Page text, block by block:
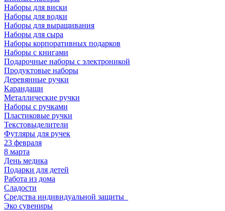
Наборы для виски
Наборы для водки
Наборы для выращивания
Наборы для сыра
Наборы корпоративных подарков
Наборы с книгами
Подарочные наборы с электроникой
Продуктовые наборы
Деревянные ручки
Карандаши
Металлические ручки
Наборы с ручками
Пластиковые ручки
Текстовыделители
Футляры для ручек
23 февраля
8 марта
День медика
Подарки для детей
Работа из дома
Сладости
Средства индивидуальной защиты_
Эко сувениры